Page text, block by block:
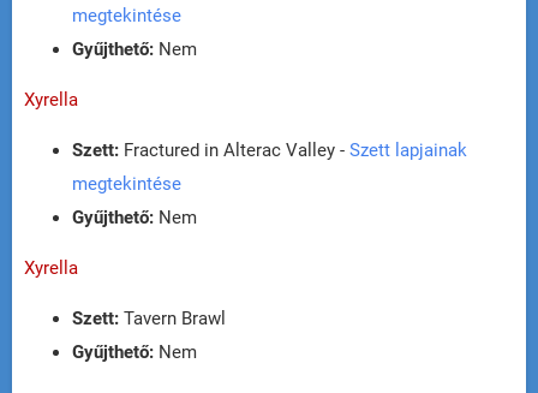
megtekintése
Gyűjthető: Nem
Xyrella
Szett: Fractured in Alterac Valley - Szett lapjainak
megtekintése
Gyűjthető: Nem
Xyrella
Szett: Tavern Brawl
Gyűjthető: Nem